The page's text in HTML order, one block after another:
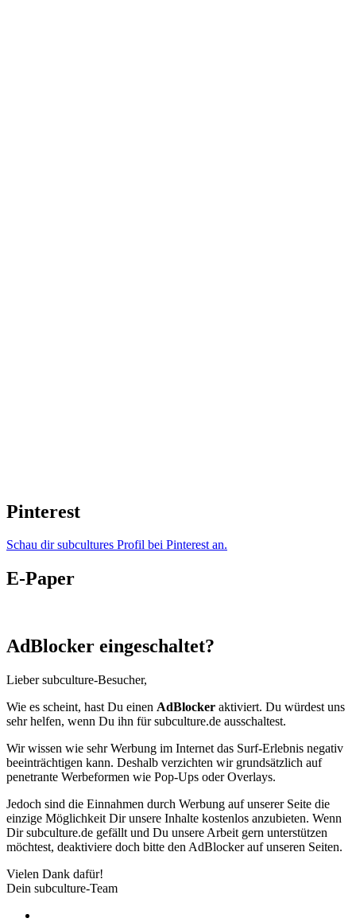
Pinterest
Schau dir subcultures Profil bei Pinterest an.
E-Paper
AdBlocker eingeschaltet?
Lieber subculture-Besucher,
Wie es scheint, hast Du einen AdBlocker aktiviert. Du würdest uns
sehr helfen, wenn Du ihn für subculture.de ausschaltest.
Wir wissen wie sehr Werbung im Internet das Surf-Erlebnis negativ
beeinträchtigen kann. Deshalb verzichten wir grundsätzlich auf
penetrante Werbeformen wie Pop-Ups oder Overlays.
Jedoch sind die Einnahmen durch Werbung auf unserer Seite die
einzige Möglichkeit Dir unsere Inhalte kostenlos anzubieten. Wenn
Dir subculture.de gefällt und Du unsere Arbeit gern unterstützen
möchtest, deaktiviere doch bitte den AdBlocker auf unseren Seiten.
Vielen Dank dafür!
Dein subculture-Team